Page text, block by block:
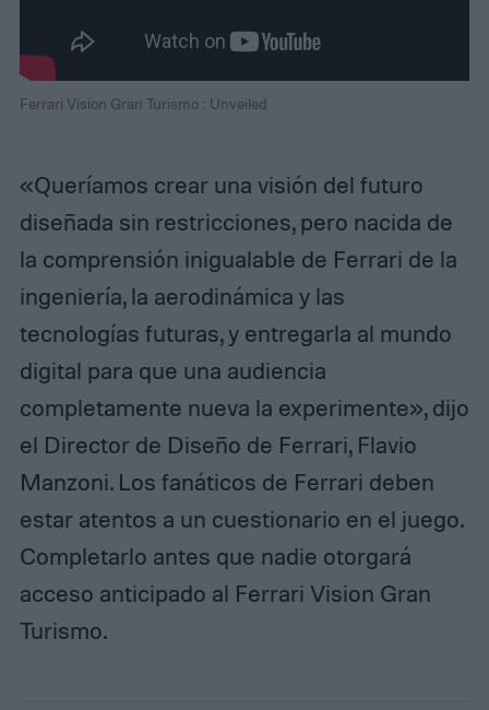
Ferrari Vision Gran Turismo : Unveiled
«Queríamos crear una visión del futuro
diseñada sin restricciones, pero nacida de
la comprensión inigualable de Ferrari de la
ingeniería, la aerodinámica y las
tecnologías futuras, y entregarla al mundo
digital para que una audiencia
completamente nueva la experimente», dijo
el Director de Diseño de Ferrari, Flavio
Manzoni. Los fanáticos de Ferrari deben
estar atentos a un cuestionario en el juego.
Completarlo antes que nadie otorgará
acceso anticipado al Ferrari Vision Gran
Turismo.